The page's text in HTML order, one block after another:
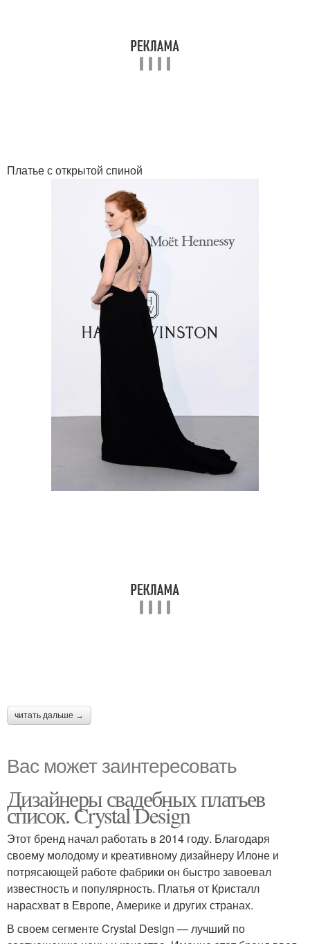
Платье с открытой спиной
читать дальше →
Вас может заинтересовать
Дизайнеры свадебных платьев
список. Crystal Design
Этот бренд начал работать в 2014 году. Благодаря
своему молодому и креативному дизайнеру Илоне и
потрясающей работе фабрики он быстро завоевал
известность и популярность. Платья от Кристалл
нарасхват в Европе, Америке и других странах.
В своем сегменте Crystal Design — лучший по